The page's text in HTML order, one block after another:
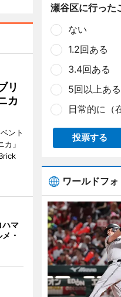
リ
カ
ント
」
ハマ
・
瀬谷区に行った
ない
1.2回ある
3.4回ある
5回以上ある
日常的に（
投票する
ワールドフ